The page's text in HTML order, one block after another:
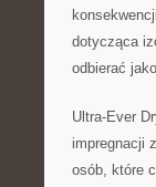
dotycząca
odbierać
Ultra-Ever
impregnacji
osób, które